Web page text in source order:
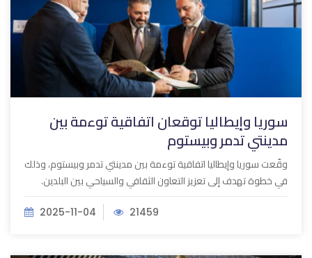
سوريا وإيطاليا توقعان اتفاقية توءمة بين
مدينتي تدمر وبيستوم
وقّعت سوريا وإيطاليا اتفاقية توءمة بين مدينتي تدمر وبيستوم، وذلك
في خطوة تهدف إلى تعزيز التعاون الثقافي والسياحي بين البلدين.
2025-11-04 21459